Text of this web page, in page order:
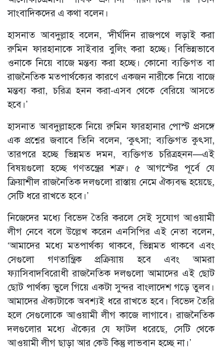
সাংবাদিকদের এ কথা বলেন।
হাসনাত আবদুল্লাহ বলেন, ‘দীর্ঘদিন রাজপথে লড়াই করা
রুমিন ফারহানাকে সাইবার বুলিং করা হচ্ছে। বিভিন্নভাবে
ওনাকে নিয়ে বাজে মন্তব্য করা হচ্ছে। কোনো ব্যক্তিগত বা
রাজনৈতিক মতপার্থক্যের কারণে একজন নারীকে নিয়ে বাজে
মন্তব্য করা, চরিত্র হনন করা-এসব থেকে বেরিয়ে আসতে
হবে।’
হাসনাত আবদুল্লাহকে নিয়ে রুমিন ফারহানার পোস্ট প্রসঙ্গে
এক প্রশ্নের জবাবে তিনি বলেন, ‘কুৎসা; ব্যক্তিগত কুৎসা,
তারপরে হচ্ছে ভিন্নমত দমন, ব্যক্তিগত চরিত্রহনন—এই
বিষয়গুলো হচ্ছে গণতন্ত্রের শত্রু। ৫ আগস্টের পূর্বে যে
ক্রিয়াশীল রাজনৈতিক দলগুলো রাস্তায় নেমে ঐক্যবদ্ধ হয়েছে,
সেটি ধরে রাখতে হবে।’
নিজেদের মধ্যে বিভেদ তৈরি করলে সেই সুযোগ আওয়ামী
লীগ নেবে বলে উল্লেখ করেন এনসিপির এই নেতা বলেন,
‘আমাদের মধ্যে মতপার্থক্য থাকবে, ভিন্নমত থাকবে এবং
সেগুলো গণতান্ত্রিক প্রক্রিয়ায় হবে এবং আমরা
ফ্যাসিবাদবিরোধী রাজনৈতিক দলগুলো আমাদের এই ছোট
ছোট পার্থক্য ভুলে গিয়ে একটা সুন্দর বাংলাদেশ গড়ে তুলব।
আমাদের ঐক্যটাকে অবশ্যই ধরে রাখতে হবে। বিভেদ তৈরি
হলে সেগুলোকে আওয়ামী লীগ কাজে লাগাবে। রাজনৈতিক
দলগুলোর মধ্যে ঐক্যের যে ফাটল ধরেছে, সেটি থেকে
আওয়ামী লীগ ছাড়া আর কেউ কিন্তু লাভবান হচ্ছে না।’